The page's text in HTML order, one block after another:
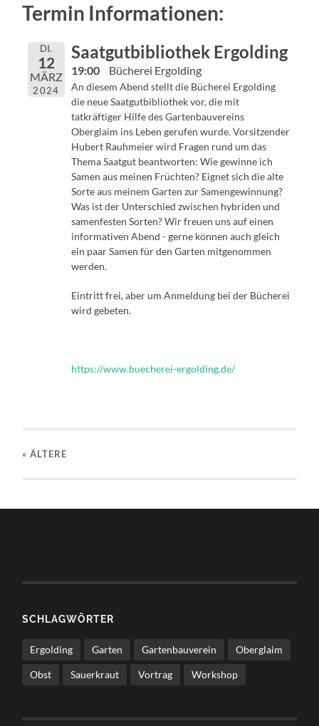
Termin Informationen:
DI.
12
MÄRZ
2024
Saatgutbibliothek Ergolding
19:00 Bücherei Ergolding
An diesem Abend stellt die Bücherei Ergolding
die neue Saatgutbibliothek vor, die mit
tatkräftiger Hilfe des Gartenbauvereins
Oberglaim ins Leben gerufen wurde. Vorsitzender
Hubert Rauhmeier wird Fragen rund um das
Thema Saatgut beantworten: Wie gewinne ich
Samen aus meinen Früchten? Eignet sich die alte
Sorte aus meinem Garten zur Samengewinnung?
Was ist der Unterschied zwischen hybriden und
samenfesten Sorten? Wir freuen uns auf einen
informativen Abend - gerne können auch gleich
ein paar Samen für den Garten mitgenommen
werden.
Eintritt frei, aber um Anmeldung bei der Bücherei
wird gebeten.
https://www.buecherei-ergolding.de/
« ÄLTERE
SCHLAGWÖRTER
Ergolding Garten Gartenbauverein Oberglaim
Obst Sauerkraut Vortrag Workshop